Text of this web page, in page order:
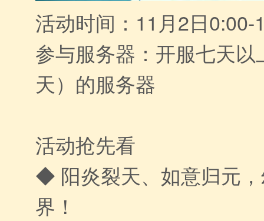
活动时间：11月2日0:00-
参与服务器：开服七天
天）的服务器
活动抢先看
◆ 阳炎裂天、如意归元
界！